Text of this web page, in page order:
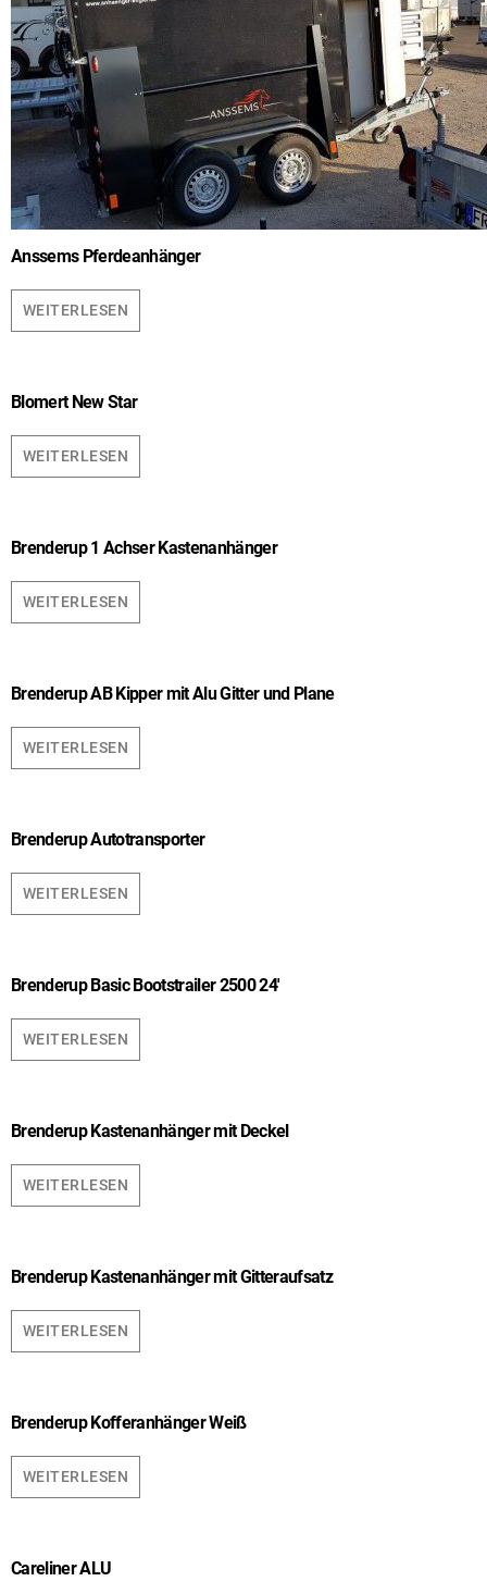
Anssems Pferdeanhänger
WEITERLESEN
Blomert New Star
WEITERLESEN
Brenderup 1 Achser Kastenanhänger
WEITERLESEN
Brenderup AB Kipper mit Alu Gitter und Plane
WEITERLESEN
Brenderup Autotransporter
WEITERLESEN
Brenderup Basic Bootstrailer 2500 24′
WEITERLESEN
Brenderup Kastenanhänger mit Deckel
WEITERLESEN
Brenderup Kastenanhänger mit Gitteraufsatz
WEITERLESEN
Brenderup Kofferanhänger Weiß
WEITERLESEN
Careliner ALU